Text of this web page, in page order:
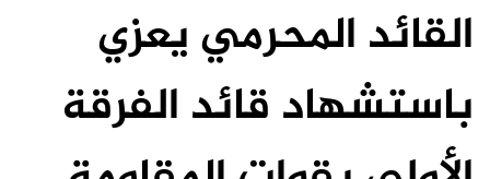
القائد المحرمي يعزي
باستشهاد قائد الفرقة